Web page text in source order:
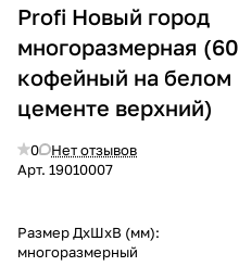
Profi Новый город
многоразмерная (60
кофейный на белом
цементе верхний)
0
Нет отзывов
Арт. 19010007
Размер ДхШхВ (мм):
многоразмерный